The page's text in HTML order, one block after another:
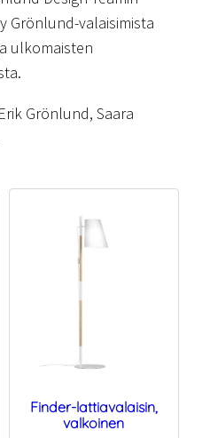
Grönlund-valaisimista
ulkomaisten
Grönlund, Saara
Finder-lattiavalaisin,
valkoinen